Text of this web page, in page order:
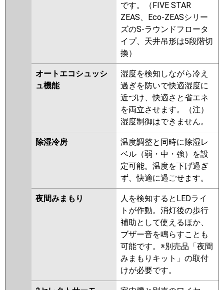
です。（FIVE STAR
ZEAS、Eco-ZEASシリー
ズのS-ラウンドフロータ
イプ、天井吊形は5段階切
換）
オートエコシュッシ
ュ機能
湿度を検知しながら冷え
過ぎを防いで快適湿度に
近づけ、快適さと省エネ
を両立させます。（注）
湿度制御はできません。
除湿冷房
温度調整と同時に除湿レ
ベル（弱・中・強）を設
定可能。温度を下げ過ぎ
ず、快適に過ごせます。
夜間みまもり
人を検知するとLEDライ
トが作動。消灯後の歩行
補助として使えるほか、
ブザー音を鳴らすことも
可能です。※別売品「夜間
みまもりキット」の取付
けが必要です。